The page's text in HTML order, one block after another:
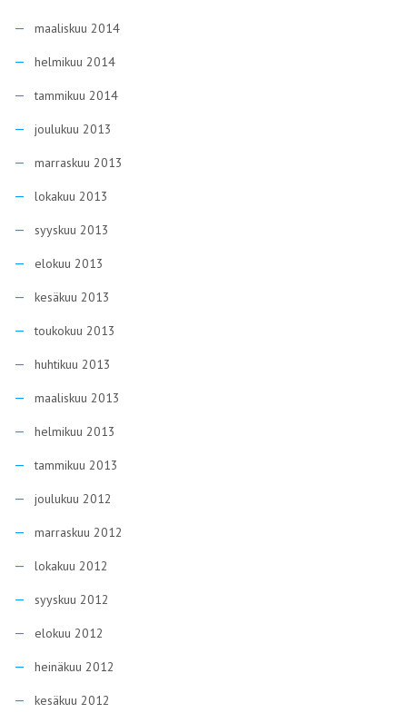
maaliskuu 2014
helmikuu 2014
tammikuu 2014
joulukuu 2013
marraskuu 2013
lokakuu 2013
syyskuu 2013
elokuu 2013
kesäkuu 2013
toukokuu 2013
huhtikuu 2013
maaliskuu 2013
helmikuu 2013
tammikuu 2013
joulukuu 2012
marraskuu 2012
lokakuu 2012
syyskuu 2012
elokuu 2012
heinäkuu 2012
kesäkuu 2012